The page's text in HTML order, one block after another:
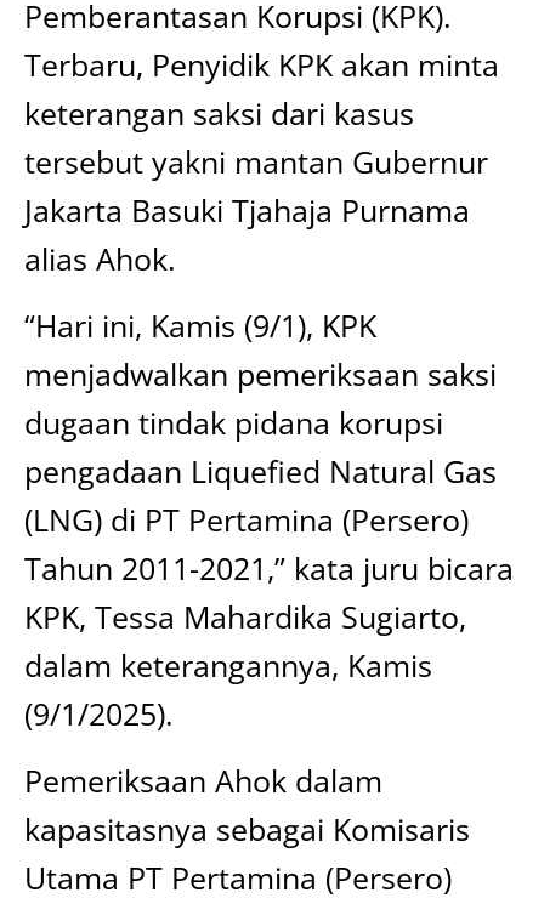
Pemberantasan Korupsi (KPK).
Terbaru, Penyidik KPK akan minta
keterangan saksi dari kasus
tersebut yakni mantan Gubernur
Jakarta Basuki Tjahaja Purnama
alias Ahok.
“Hari ini, Kamis (9/1), KPK
menjadwalkan pemeriksaan saksi
dugaan tindak pidana korupsi
pengadaan Liquefied Natural Gas
(LNG) di PT Pertamina (Persero)
Tahun 2011-2021,” kata juru bicara
KPK, Tessa Mahardika Sugiarto,
dalam keterangannya, Kamis
(9/1/2025).
Pemeriksaan Ahok dalam
kapasitasnya sebagai Komisaris
Utama PT Pertamina (Persero)